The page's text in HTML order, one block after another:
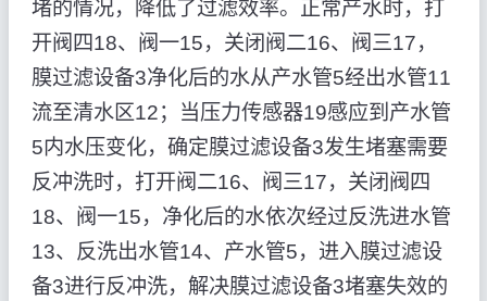
堵的情况，降低了过滤效率。正常产水时，打
开阀四18、阀一15，关闭阀二16、阀三17，
膜过滤设备3净化后的水从产水管5经出水管11
流至清水区12；当压力传感器19感应到产水管
5内水压变化，确定膜过滤设备3发生堵塞需要
反冲洗时，打开阀二16、阀三17，关闭阀四
18、阀一15，净化后的水依次经过反洗进水管
13、反洗出水管14、产水管5，进入膜过滤设
备3进行反冲洗，解决膜过滤设备3堵塞失效的